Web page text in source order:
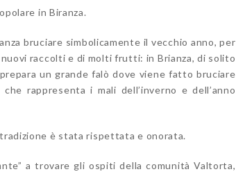
in Biranza.
bruciare simbolicamente il vecchio anno, per
raccolti e di molti frutti: in Brianza, di solito
un grande falò dove viene fatto bruciare
rappresenta i mali dell’inverno e dell’anno
è stata rispettata e onorata.
a trovare gli ospiti della comunità Valtorta,